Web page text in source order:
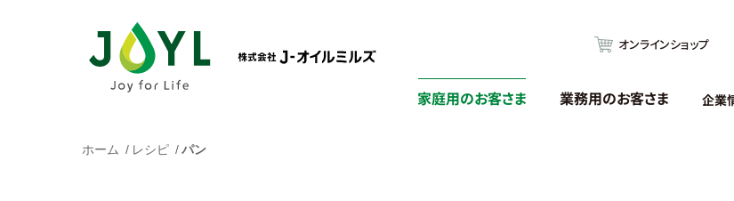
オンラインショップ
家庭用のお客さま 業務用のお客さま 企業
ホーム レシピ パン